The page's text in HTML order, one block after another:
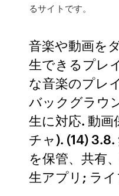
るサイトです。
音楽や動画を
生できるプレ
な音楽のプレ
バックグラウ
生に対応. 動
チャ). (14)
を保管、共有
生アプリ; ラ